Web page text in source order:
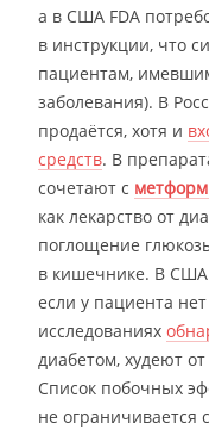
а в США FDA
в инструкции, что
пациентам,
заболевания). В
продаётся, хотя и
средств. В
сочетают с
как лекарство от
поглощение
в кишечнике. В США
если у пациента
исследованиях
диабетом, худеют
Список побочных
не ограничивается